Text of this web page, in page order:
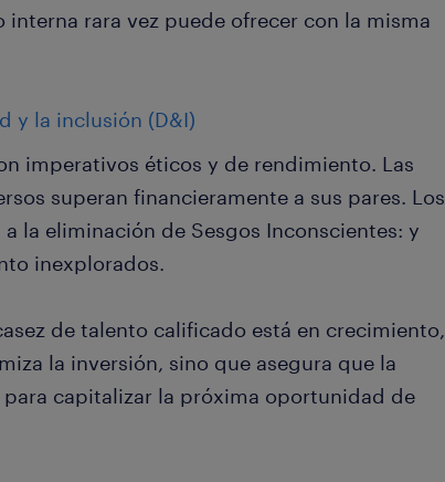
rara vez puede ofrecer con la misma
y la inclusión (D&I)
imperativos éticos y de rendimiento. Las
superan financieramente a sus pares. Los
la eliminación de Sesgos Inconscientes: y
inexplorados.
de talento calificado está en crecimiento,
la inversión, sino que asegura que la
capitalizar la próxima oportunidad de